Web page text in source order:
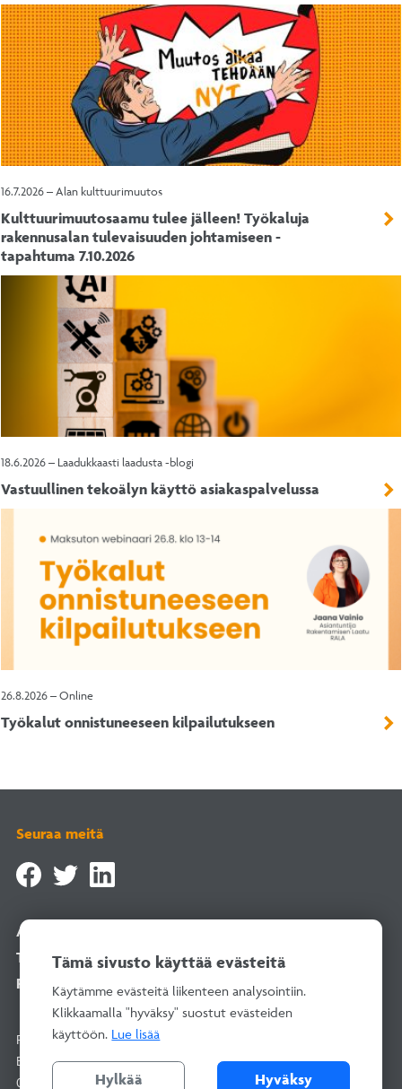
16.7.2026 – Alan kulttuurimuutos
Kulttuurimuutosaamu tulee jälleen! Työkaluja
rakennusalan tulevaisuuden johtamiseen -
tapahtuma 7.10.2026
18.6.2026 – Laadukkaasti laadusta -blogi
Vastuullinen tekoälyn käyttö asiakaspalvelussa
26.8.2026 – Online
Työkalut onnistuneeseen kilpailutukseen
Seuraa meitä
Asiointipalvelu
Tilaa uutiskirje
Rekisteriselosteet
Rakentamisen Laatu RALA ry
Bertel Jungin aukio 1–9, 02600 Espoo
010 292 2100
(arkisin 8–16)
Tämä sivusto käyttää evästeitä
Käytämme evästeitä liikenteen analysointiin.
Klikkaamalla "hyväksy" suostut evästeiden
käyttöön. Lue lisää
Hylkää Hyväksy